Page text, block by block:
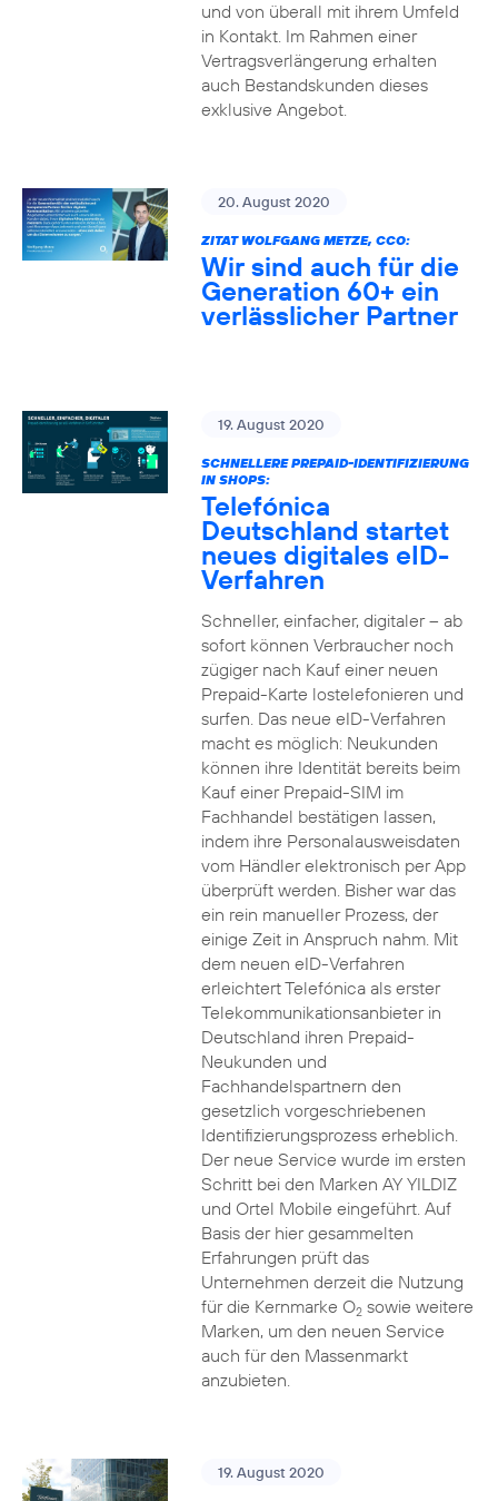
und von überall mit ihrem Umfeld
in Kontakt. Im Rahmen einer
Vertragsverlängerung erhalten
auch Bestandskunden dieses
exklusive Angebot.
20. August 2020
ZITAT WOLFGANG METZE, CCO:
Wir sind auch für die
Generation 60+ ein
verlässlicher Partner
19. August 2020
SCHNELLERE PREPAID-IDENTIFIZIERUNG
IN SHOPS:
Telefónica
Deutschland startet
neues digitales eID-
Verfahren
Schneller, einfacher, digitaler – ab
sofort können Verbraucher noch
zügiger nach Kauf einer neuen
Prepaid-Karte lostelefonieren und
surfen. Das neue eID-Verfahren
macht es möglich: Neukunden
können ihre Identität bereits beim
Kauf einer Prepaid-SIM im
Fachhandel bestätigen lassen,
indem ihre Personalausweisdaten
vom Händler elektronisch per App
überprüft werden. Bisher war das
ein rein manueller Prozess, der
einige Zeit in Anspruch nahm. Mit
dem neuen eID-Verfahren
erleichtert Telefónica als erster
Telekommunikationsanbieter in
Deutschland ihren Prepaid-
Neukunden und
Fachhandelspartnern den
gesetzlich vorgeschriebenen
Identifizierungsprozess erheblich.
Der neue Service wurde im ersten
Schritt bei den Marken AY YILDIZ
und Ortel Mobile eingeführt. Auf
Basis der hier gesammelten
Erfahrungen prüft das
Unternehmen derzeit die Nutzung
für die Kernmarke O2sowie weitere
Marken, um den neuen Service
auch für den Massenmarkt
anzubieten.
19. August 2020